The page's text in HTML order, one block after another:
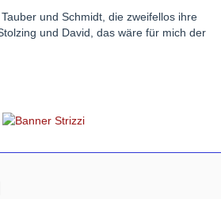
und Schmidt, die zweifellos ihre
und David, das wäre für mich der